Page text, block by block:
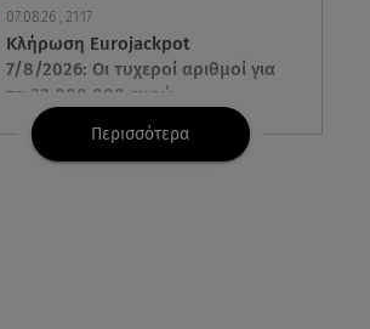
07.08.26 , 21:17
Κλήρωση Eurojackpot
7/8/2026: Οι τυχεροί αριθμοί για
τα 32.000.000 ευρώ
07.08.26 , 21:03
Περισσότερα